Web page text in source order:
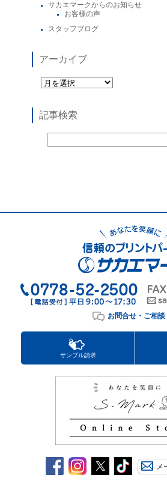
サカエマークからのお知らせ
お客様の声
スタッフブログ
アーカイブ
記事検索
お問合せ・ご相談
サンプル請求
メ